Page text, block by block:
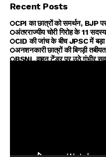
Recent Posts
CPI का छात्रों को समर्थन, BJP
अंतरराज्यीय चोरी गिरोह के 11
CID की जांच के बीच JPSC में
अनशनकारी छात्रों की बिगड़ी तबीयत
BSNL वाहन टेंडर पर उठे गंभीर